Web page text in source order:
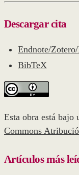
Descargar cita
Endnote/
BibTeX
Esta obra está bajo
Commons
Artículos más